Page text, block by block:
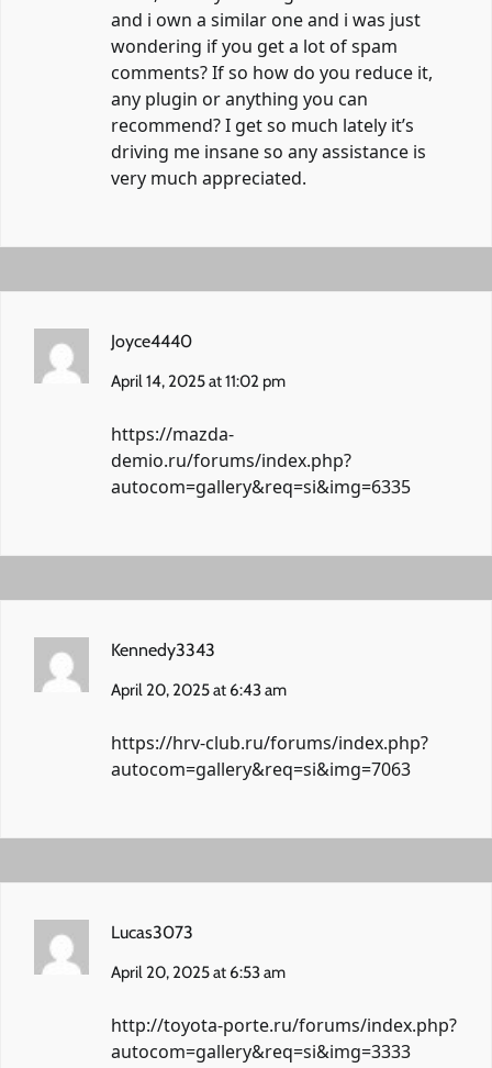
and i own a similar one and i was just
wondering if you get a lot of spam
comments? If so how do you reduce it,
any plugin or anything you can
recommend? I get so much lately it’s
driving me insane so any assistance is
very much appreciated.
Joyce4440
April 14, 2025 at 11:02 pm
https://mazda-
demio.ru/forums/index.php?
autocom=gallery&req=si&img=6335
Kennedy3343
April 20, 2025 at 6:43 am
https://hrv-club.ru/forums/index.php?
autocom=gallery&req=si&img=7063
Lucas3073
April 20, 2025 at 6:53 am
http://toyota-porte.ru/forums/index.php?
autocom=gallery&req=si&img=3333